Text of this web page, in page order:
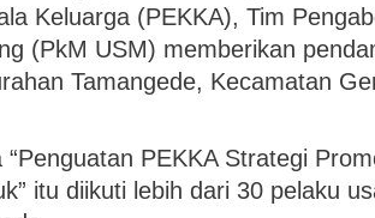
Keluarga (PEKKA), Tim
(PkM USM) memberikan
Tamangede, Kecamatan
PEKKA Strategi
itu diikuti lebih dari 30 pelaku